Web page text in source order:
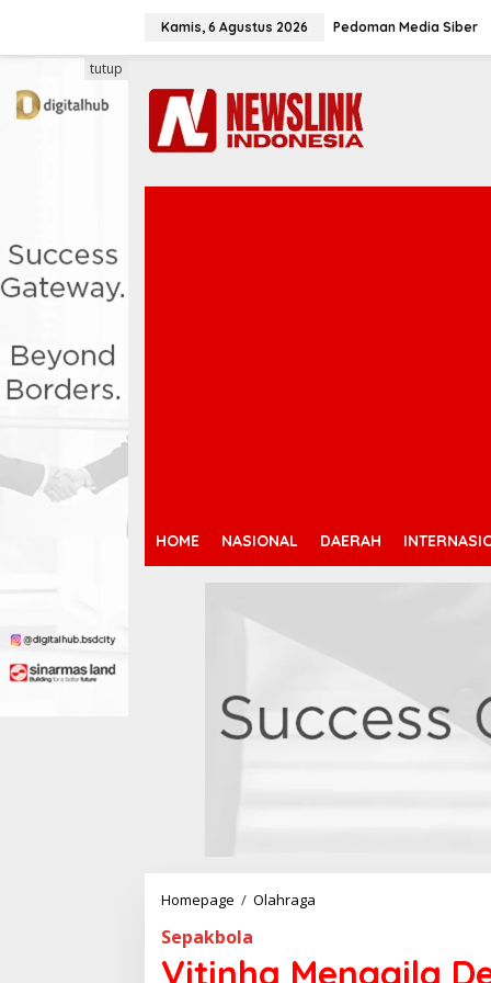
Kamis, 6 Agustus 2026 Pedoman Media Siber
HOME NASIONAL DAERAH
tutup
Homepage / Olahraga
n
Sepakbola
Vitinha Menggila